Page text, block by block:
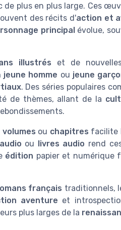
plus en plus large. Ces
des récits d'action et
principalévolue,
illustrés et de
jeune homme ou jeune
. Des séries populaires
de thèmes, allant de la
volumes ou chapitres facilite
ou livres audio rend
édition papier et numérique
français traditionnels,
aventure et
plus larges de la